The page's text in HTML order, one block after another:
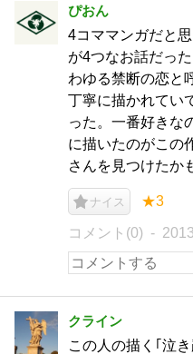
ぴおん
4コママンガだと
が4つなお話だっ
わゆる禁断の恋と
丁寧に描かれてい
った。一番好きな
に描いたのがこの
さんを見つけたか
ナイス ★3
コメント(0)
クライン
この人の描く｢泣